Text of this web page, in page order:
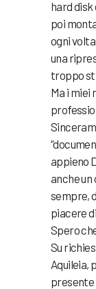
hard
poi
ogni volta
una
troppo
Ma i miei
appieno
anche
sempre,
piacere
Spero
Su
Aquileia,
presente